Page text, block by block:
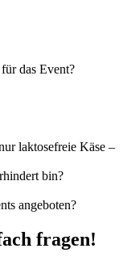
das Event?
laktosefreie Käse –
bin?
angeboten?
fragen!